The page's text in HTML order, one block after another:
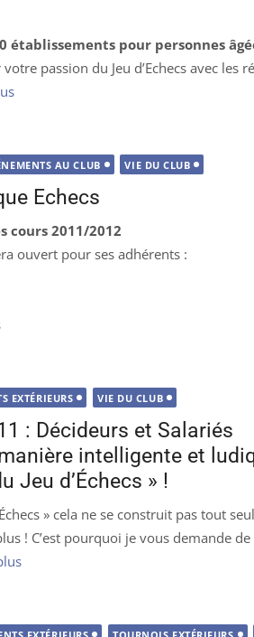
établissements pour personnes
passion du Jeu d’Echecs avec les
AU CLUB VIE DU CLUB
Echecs
cours 2011/2012
ouvert pour ses adhérents :
EXTÉRIEURS VIE DU CLUB
: Décideurs et Salariés
intelligente et
Jeu d’Échecs » !
» cela ne se construit pas tout
! C’est pourquoi je vous demande